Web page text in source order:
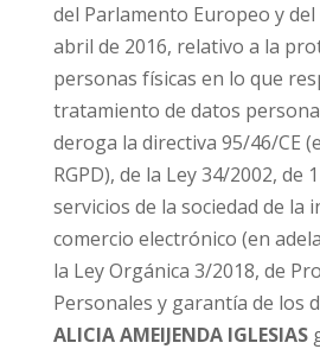
del Parlamento Europeo y del
abril de 2016, relativo a la
personas físicas en lo que
tratamiento de datos
deroga la directiva 95/46/CE
RGPD), de la Ley 34/2002, de
servicios de la sociedad de la
comercio electrónico (en
la Ley Orgánica 3/2018, de
Personales y garantía de los
ALICIA AMEIJENDA IGLESIAS